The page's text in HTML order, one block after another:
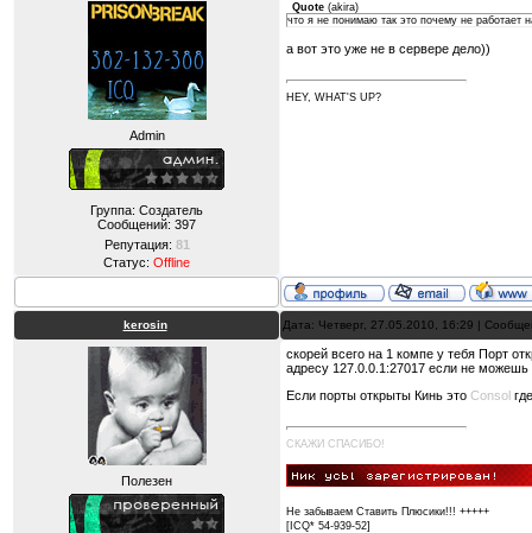
Admin
Группа: Создатель
Сообщений: 397
Репутация: 81
Статус: Offline
Quote (akira)
что я не понимаю так это почему не работает
а вот это уже не в сервере дело))
HEY, WHAT'S UP?
kerosin Дата: Четверг, 27.05.2010, 16:29 |
Полезен
скорей всего на 1 компе у тебя Порт
адресу 127.0.0.1:27017 если не можешь
Если порты открыты Кинь это Consol
СКАЖИ СПАСИБО!
Не забываем Ставить Плюсики!!! +++++
[ICQ* 54-939-52]